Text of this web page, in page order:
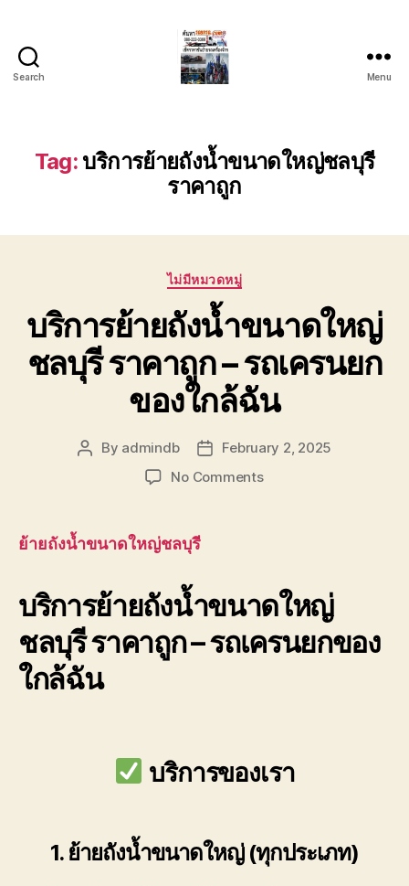
Search
ลาก
รถ
สไลด์
24
ติดต่อ
0802220366
Menu
Tag: บริการย้ายถังน้ำขนาดใหญ่ชลบุรี
ราคาถูก
Categories
ไม่มีหมวดหมู่
บริการย้ายถังน้ำขนาดใหญ่
ชลบุรี ราคาถูก – รถเครนยก
ของใกล้ฉัน
Post
By admindb
PostFebruary 2, 2025
No Commentson
ใหญ่
ชลบุรี
ราคา
ถูก
ใกล้
ย้ายถังน้ำขนาดใหญ่ชลบุรี
บริการย้ายถังน้ำขนาดใหญ่
ชลบุรี ราคาถูก – รถเครนยกของ
ใกล้ฉัน
บริการของเรา
1. ย้ายถังน้ำขนาดใหญ่ (ทุกประเภท)